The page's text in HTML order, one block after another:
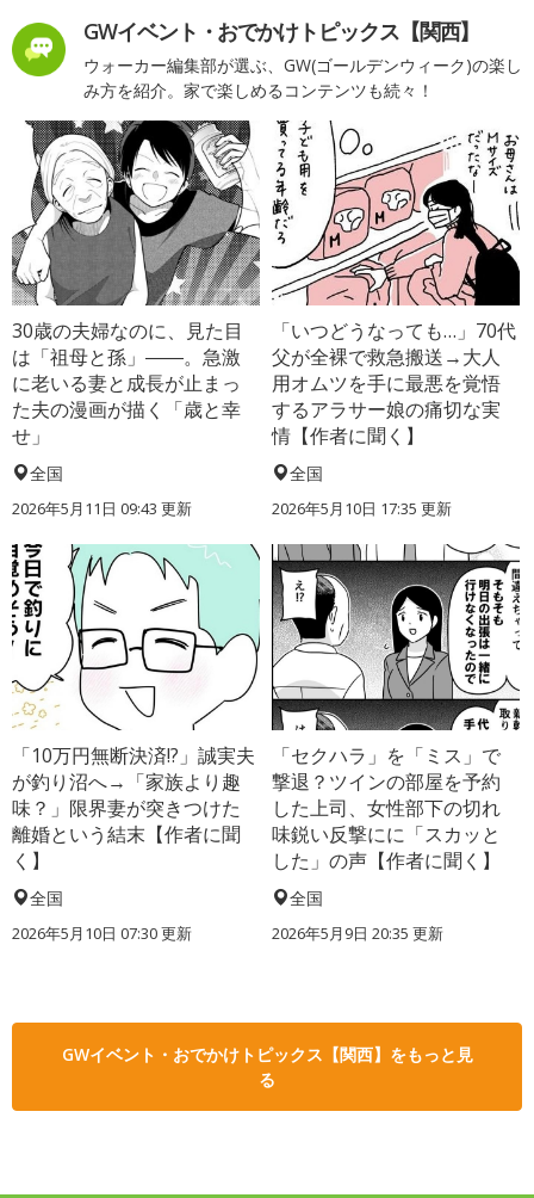
GWイベント・おでかけトピックス【関西】
ウォーカー編集部が選ぶ、GW(ゴールデンウィーク)の楽し
み方を紹介。家で楽しめるコンテンツも続々！
30歳の夫婦なのに、見た目
は「祖母と孫」――。急激
に老いる妻と成長が止まっ
た夫の漫画が描く「歳と幸
せ」
全国
2026年5月11日 09:43 更新
「いつどうなっても…」70代
父が全裸で救急搬送→大人
用オムツを手に最悪を覚悟
するアラサー娘の痛切な実
情【作者に聞く】
全国
2026年5月10日 17:35 更新
「10万円無断決済!?」誠実夫
が釣り沼へ→「家族より趣
味？」限界妻が突きつけた
離婚という結末【作者に聞
く】
全国
2026年5月10日 07:30 更新
「セクハラ」を「ミス」で
撃退？ツインの部屋を予約
した上司、女性部下の切れ
味鋭い反撃にに「スカッと
した」の声【作者に聞く】
全国
2026年5月9日 20:35 更新
GWイベント・おでかけトピックス【関西】をもっと見
る